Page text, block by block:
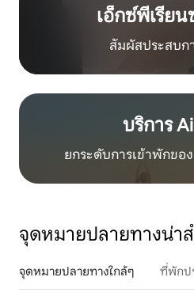
เอ็กซ์พีเรีย
สัมผัสประสบก
บริการ
ยกระดับการเข้าพักข
จุดหมายปลายทางน่าส
จุดหมายปลายทางใกล้ๆ ที่พักป